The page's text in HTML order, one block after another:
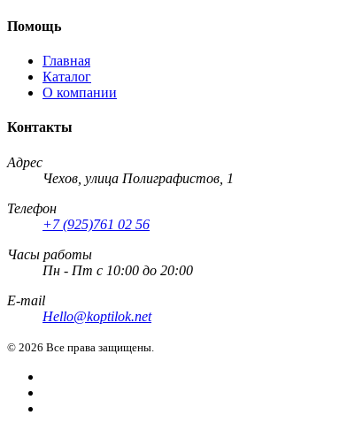
Помощь
Главная
Каталог
О компании
Контакты
Адрес
Чехов, улица Полиграфистов, 1
Телефон
+7 (925)761 02 56
Часы работы
Пн - Пт с 10:00 до 20:00
E-mail
Hello@koptilok.net
© 2026 Все права защищены.